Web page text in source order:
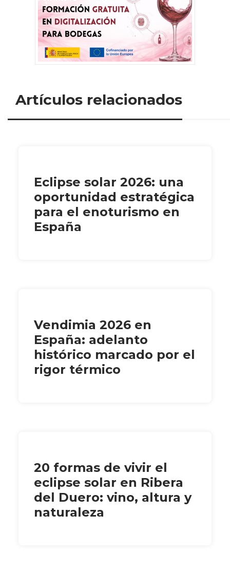
Artículos relacionados
Eclipse solar 2026: una
oportunidad estratégica
para el enoturismo en
España
Vendimia 2026 en
España: adelanto
histórico marcado por el
rigor térmico
20 formas de vivir el
eclipse solar en Ribera
del Duero: vino, altura y
naturaleza